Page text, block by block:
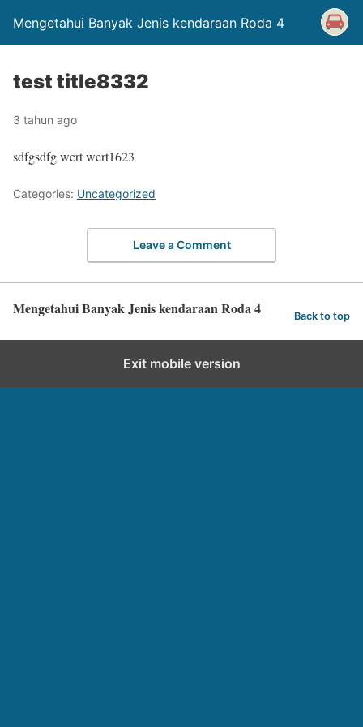
Mengetahui Banyak Jenis kendaraan Roda 4
test title8332
3 tahun ago
sdfgsdfg wert wert1623
Categories: Uncategorized
Leave a Comment
Mengetahui Banyak Jenis kendaraan Roda 4 Back to top
Exit mobile version